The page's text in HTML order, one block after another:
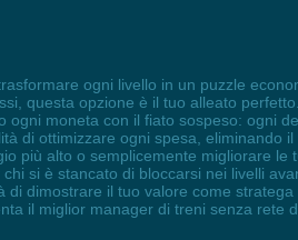
ogni livello in un puzzle
questa opzione è il tuo alleato
moneta con il fiato sospeso: ogni
di ottimizzare ogni spesa, eliminando
più alto o semplicemente migliorare
si è stancato di bloccarsi nei livelli
dimostrare il tuo valore come
il miglior manager di treni senza rete